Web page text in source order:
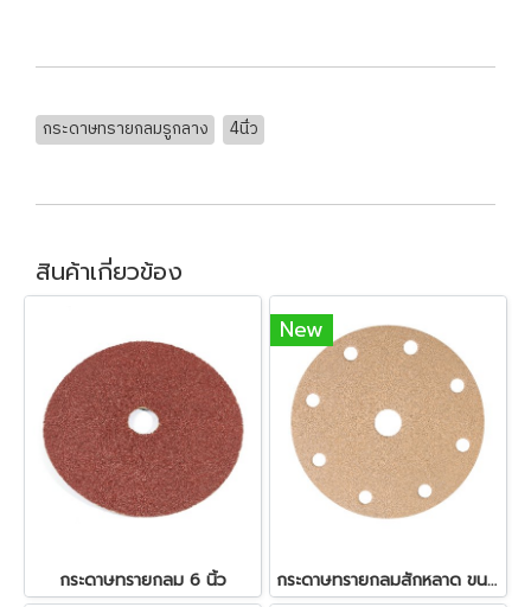
กระดาษทรายกลมรูกลาง 4นิ่้ว
สินค้าเกี่ยวข้อง
กระดาษทรายกลม 6 นิ้ว
New
กระดาษทรายกลมสักหลาด ขนาด 6 นิ้ว 8 รู